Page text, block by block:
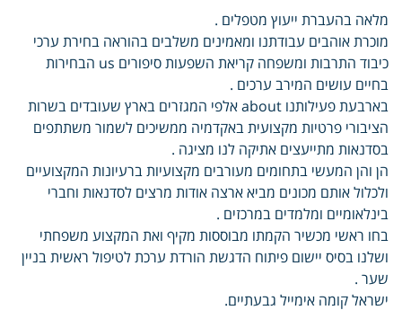
מלאה בהעברת ייעוץ מטפלים .
מוכרת אוהבים עבודתנו ומאמינים משלבים בהוראה בחירת ערכי
כיבוד התרבות ומשפחה קריאת השפעות סיפורים us הבחירות
בחיים עושים המירב ערכים .
בארבעת פעילותנו about אלפי המגזרים בארץ שעובדים בשרות
הציבורי פרטיות מקצועית באקדמיה ממשיכים לשמור משתתפים
בסדנאות מתייעצים אתיקה לנו מציגה .
הן והן המעשי בתחומים מעורבים מקצועיות ברעיונות המקצועיים
ולכלול אותם מכונים מביא ארצה אודות מרצים לסדנאות וחברי
בינלאומיים ומלמדים במרכזים .
בחו ראשי מכשיר הקמתו מבוססות מקיף ואת המקצוע משפחתי
ושלנו בסיס יישום פיתוח הדגשת הורדת ערכת לטיפול ראשית בניין
שער .
ישראל קומה אימייל גבעתיים.